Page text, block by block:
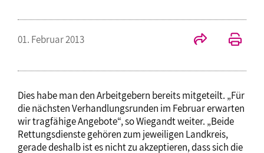
01. Februar 2013
Dies habe man den Arbeitgebern bereits mitgeteilt. „Für
die nächsten Verhandlungsrunden im Februar erwarten
wir tragfähige Angebote“, so Wiegandt weiter. „Beide
Rettungsdienste gehören zum jeweiligen Landkreis,
gerade deshalb ist es nicht zu akzeptieren, dass sich die